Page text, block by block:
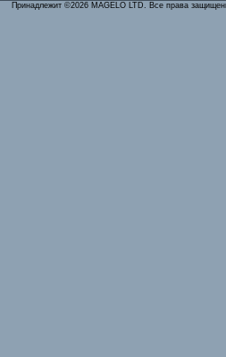
Принадлежит ©2026 MAGELO LTD. Все права